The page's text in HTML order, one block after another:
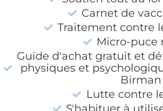
Carnet de
Traitement contre
Micro-puce
Guide d'achat gratuit et
physiques et
Birman
Lutte contre